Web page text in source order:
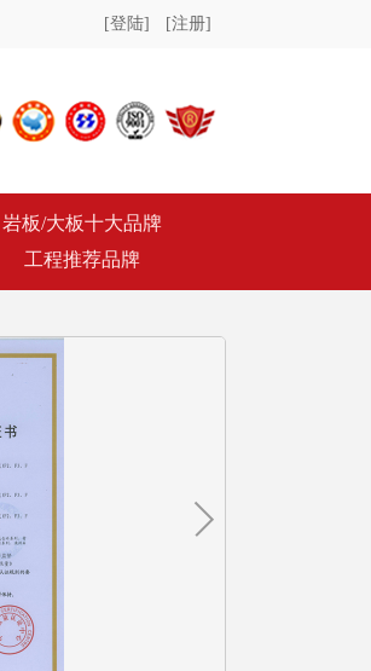
[登陆] [注册]
岩板/大板十大品牌
工程推荐品牌